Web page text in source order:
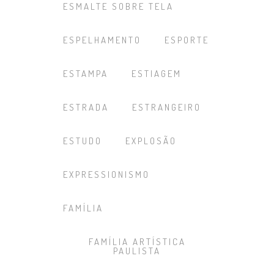
ESMALTE SOBRE TELA
ESPELHAMENTO ESPORTE
ESTAMPA ESTIAGEM
ESTRADA ESTRANGEIRO
ESTUDO EXPLOSÃO
EXPRESSIONISMO
FAMÍLIA
FAMÍLIA ARTÍSTICA
PAULISTA